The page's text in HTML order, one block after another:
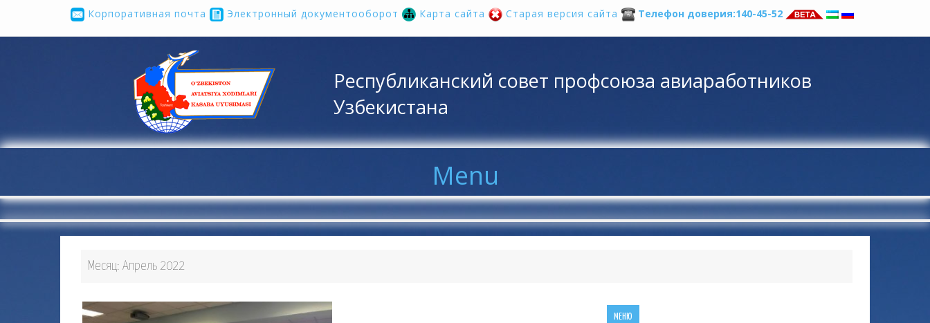
Корпоративная почта Электронный документооборот Карта сайта Старая версия сайта Телефон доверия:140-45-52
Республиканский совет профсоюза авиаработников
Узбекистана
Menu
Месяц: Апрель 2022
МЕНЮ